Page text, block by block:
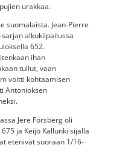
urakkaa.
suomalaista. Jean-Pierre
alkukilpailussa
652.
ihan
tullut, vaan
voitti kohtaamisen
Antonioksen
Jere Forsberg oli
ja Keijo Kallunki sijalla
etenivät suoraan 1/16-